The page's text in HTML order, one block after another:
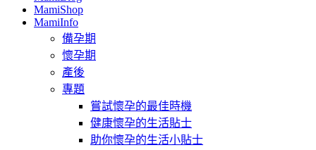
MamiShop
MamiInfo
備孕期
懷孕期
產後
專題
嘗試懷孕的最佳時機
健康懷孕的生活貼士
助你懷孕的生活小貼士